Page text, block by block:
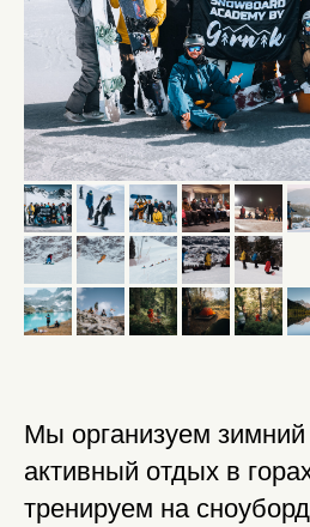
Мы организуем зимний
активный отдых в
тренируем на